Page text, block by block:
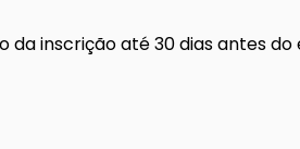
inscrição até 30 dias antes